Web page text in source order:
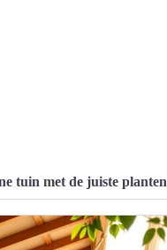
tuin met de juiste planten